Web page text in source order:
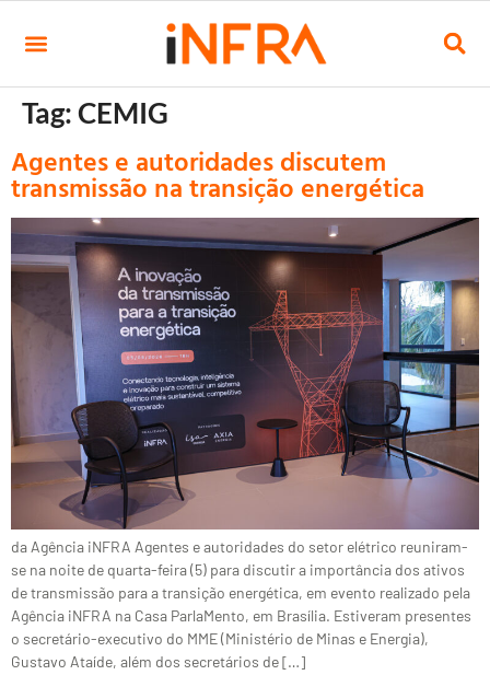
Tag:CEMIG
Agentes e autoridades discutem
transmissão na transição energética
da Agência iNFRA Agentes e autoridades do setor elétrico reuniram-
se na noite de quarta-feira (5) para discutir a importância dos ativos
de transmissão para a transição energética, em evento realizado pela
Agência iNFRA na Casa ParlaMento, em Brasília. Estiveram presentes
o secretário-executivo do MME (Ministério de Minas e Energia),
Gustavo Ataíde, além dos secretários de […]